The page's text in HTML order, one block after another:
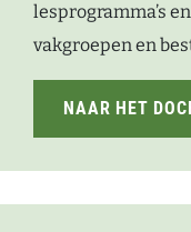
lesprogramma’s
vakgroepen en
NAAR HET